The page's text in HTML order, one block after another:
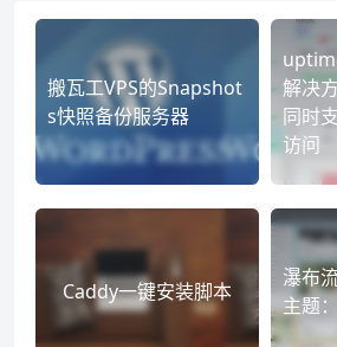
搬瓦工VPS的Snapshot
s快照备份服务器
解决
同时
访问
Caddy一键安装脚本
瀑布
主题